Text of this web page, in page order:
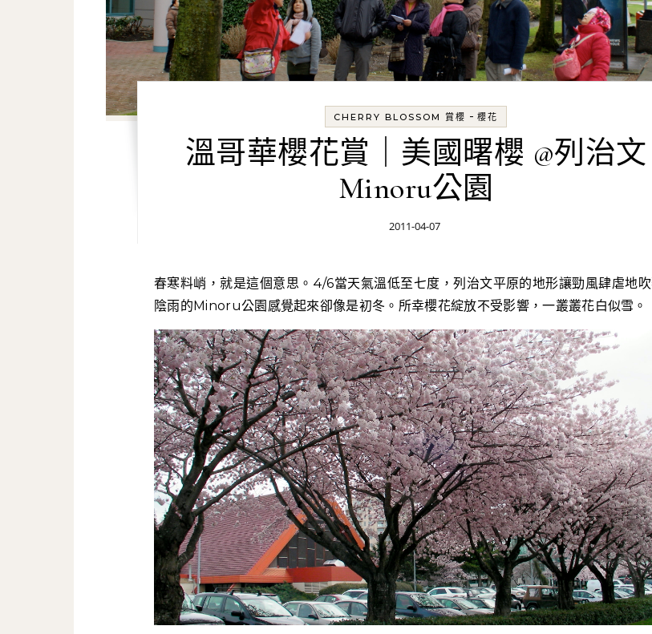
CHERRY BLOSSOM 賞櫻 - 櫻花
溫哥華櫻花賞｜美國曙櫻 @列治文
Minoru公園
2011-04-07
春寒料峭，就是這個意思。4/6當天氣溫低至七度，列治文平原的地形讓勁風肆虐地吹著，
陰雨的Minoru公園感覺起來卻像是初冬。所幸櫻花綻放不受影響，一叢叢花白似雪。